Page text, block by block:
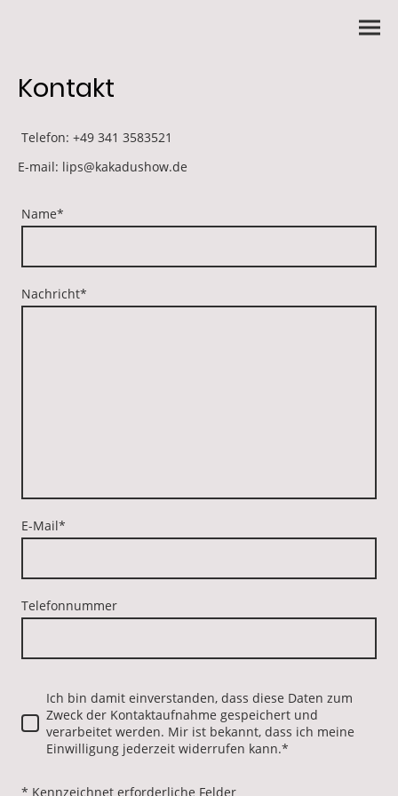
Kontakt
Telefon: +49 341 3583521
E-mail: lips@kakadushow.de
Name*
Nachricht*
E-Mail*
Telefonnummer
Ich bin damit einverstanden, dass diese Daten zum
Zweck der Kontaktaufnahme gespeichert und
verarbeitet werden. Mir ist bekannt, dass ich meine
Einwilligung jederzeit widerrufen kann.*
* Kennzeichnet erforderliche Felder